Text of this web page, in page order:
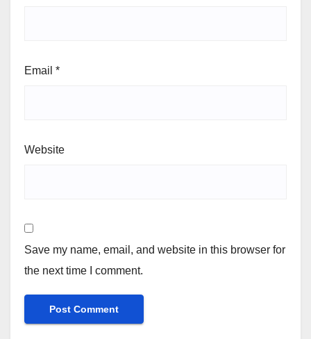
Email *
Website
Save my name, email, and website in this browser for
the next time I comment.